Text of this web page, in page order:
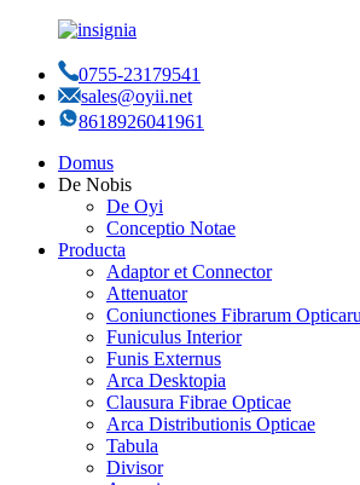
0755-23179541
sales@oyii.net
8618926041961
Domus
De Nobis
De Oyi
Conceptio Notae
Producta
Adaptor et Connector
Attenuator
Coniunctiones Fibrarum
Funiculus Interior
Funis Externus
Arca Desktopia
Clausura Fibrae Opticae
Arca Distributionis Opticae
Tabula
Divisor